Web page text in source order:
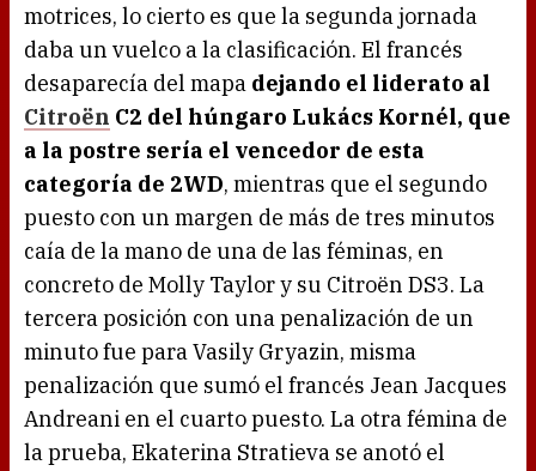
motrices, lo cierto es que la segunda jornada
daba un vuelco a la clasificación. El francés
desaparecía del mapa dejando el liderato al
Citroën C2 del húngaro Lukács Kornél, que
a la postre sería el vencedor de esta
categoría de 2WD, mientras que el segundo
puesto con un margen de más de tres minutos
caía de la mano de una de las féminas, en
concreto de Molly Taylor y su Citroën DS3. La
tercera posición con una penalización de un
minuto fue para Vasily Gryazin, misma
penalización que sumó el francés Jean Jacques
Andreani en el cuarto puesto. La otra fémina de
la prueba, Ekaterina Stratieva se anotó el